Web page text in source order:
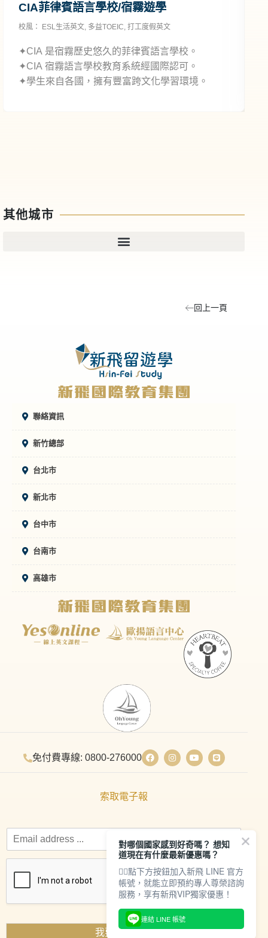
CIA菲律賓語言學校/宿霧遊學
校風： ESL生活英文, 多益TOEIC, 打工度假英文
✦CIA 是宿霧歷史悠久的菲律賓語言學校。
✦CIA 宿霧語言學校教育系統經國際認可。
✦學生來自各國，擁有豐富跨文化學習環境。
其他城市
回上一頁
聯絡資訊
新竹總部
台北市
新北市
台中市
台南市
高雄市
免付費專線: 0800-276000
索取電子報
我要索取資料
對哪個國家感到好奇嗎？ 想知
道現在有什麼最新優惠嗎？
👇🏻點下方按鈕加入新飛 LINE 官方
帳號，就能立即預約專人尊榮諮詢
服務，享有新飛VIP獨家優惠！
連結 LINE 帳號